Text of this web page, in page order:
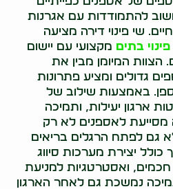
להתמודדות עם אגרנות
שי פינוי דירה מציעה
פינוי בתים מקצועי עם יישום
הצוות המיומן מבין את
גדולים ומציע פתרונות
באמצעות שילוב של
ארגון יעילות, ותמיכה
מסייעת לאספנים לא רק
גם לפתח הרגלים בריאים
כולל יצירת מערכות סיווג
חכמים, ואסטרטגיות למניעת
נמשכת גם לאחר הארגון